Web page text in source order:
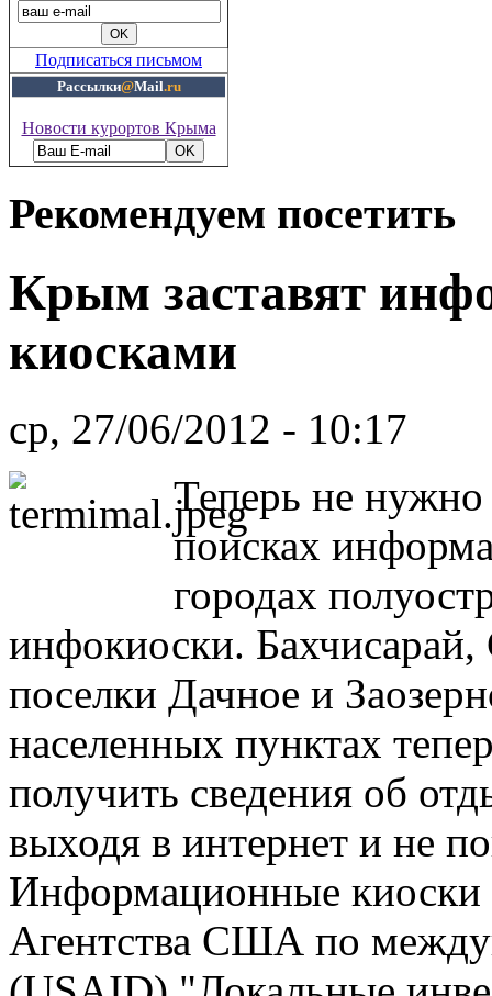
Подписаться письмом
Рассылки@Mail.ru
Новости курортов Крыма
Рекомендуем посетить
Крым заставят
киосками
ср, 27/06/2012 - 10:17
Теперь не нужно
поисках
городах
инфокиоски. Бахчисарай,
поселки Дачное и
населенных пунктах
получить сведения об
выходя в интернет и не
Информационные киоски
Агентства США по